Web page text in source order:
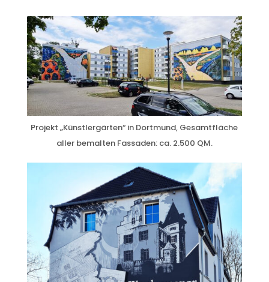
Projekt „Künstlergärten“ in Dortmund, Gesamtfläche
aller bemalten Fassaden: ca. 2.500 QM.